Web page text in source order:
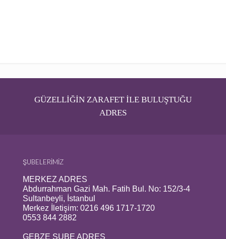
GÜZELLİĞİN ZARAFET İLE BULUŞTUĞU
ADRES
ŞUBELERİMİZ
MERKEZ ADRES
Abdurrahman Gazi Mah. Fatih Bul. No: 152/3-4
Sultanbeyli, İstanbul
Merkez İletişim: 0216 496 1717-1720
0553 844 2882
GEBZE ŞUBE ADRES